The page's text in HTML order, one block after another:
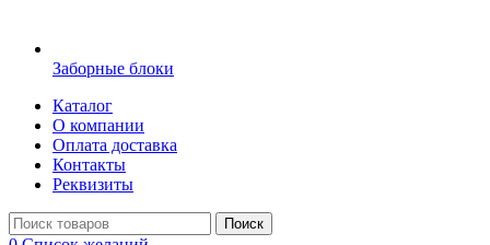
Заборные блоки
Каталог
О компании
Оплата доставка
Контакты
Реквизиты
Поиск